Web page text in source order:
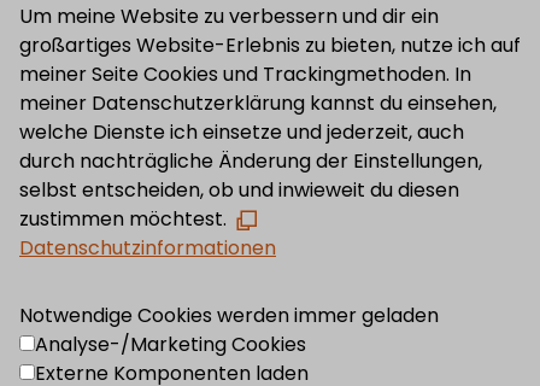
Um meine Website zu verbessern und dir ein
großartiges Website-Erlebnis zu bieten, nutze ich auf
meiner Seite Cookies und Trackingmethoden. In
meiner Datenschutzerklärung kannst du einsehen,
welche Dienste ich einsetze und jederzeit, auch
durch nachträgliche Änderung der Einstellungen,
selbst entscheiden, ob und inwieweit du diesen
zustimmen möchtest.
Datenschutzinformationen
Notwendige Cookies werden immer geladen
Analyse-/Marketing Cookies
Externe Komponenten laden